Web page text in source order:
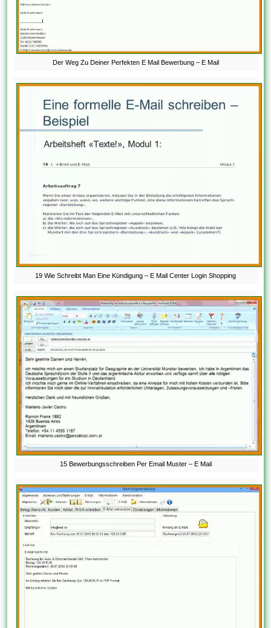
Der Weg Zu Deiner Perfekten E Mail Bewerbung – E Mail
19 Wie Schreibt Man Eine Kündigung – E Mail Center Login Shopping
15 Bewerbungsschreiben Per Email Muster – E Mail